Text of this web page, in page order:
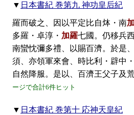
▼ 日本書紀 巻第九 神功皇后紀
羅而破之、因以平定比自㶱・南
多羅・卓淳・ 加羅七國。仍移兵
南蠻忱彌多禮、以賜百濟。於是
須、亦領軍來會、時比利・辟中
自然降服。是以、百濟王父子及
ージで合計6件ヒット
▼ 日本書紀 巻第十 応神天皇紀